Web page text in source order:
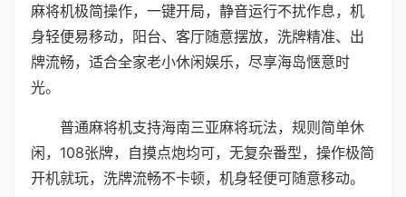
麻将机极简操作，一键开局，静音运行不扰作息，机
身轻便易移动，阳台、客厅随意摆放，洗牌精准、出
牌流畅，适合全家老小休闲娱乐，尽享海岛惬意时
光。
普通麻将机支持海南三亚麻将玩法，规则简单休
闲，108张牌，自摸点炮均可，无复杂番型，操作极简
开机就玩，洗牌流畅不卡顿，机身轻便可随意移动。